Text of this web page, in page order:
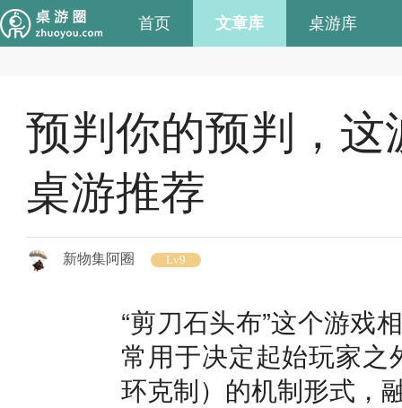
首页 文章库 桌游库
预判你的预判，
桌游推荐
新物集阿圈 Lv9
“剪刀石头布”这个游戏
常用于决定起始玩家之
环克制）的机制形式，